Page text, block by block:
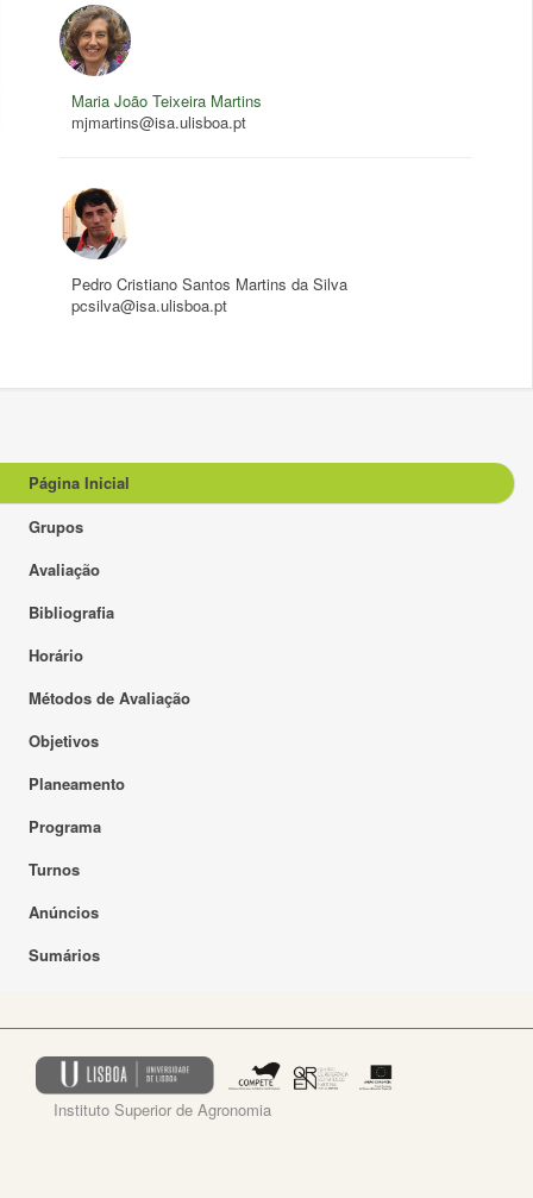
Maria João Teixeira Martins
mjmartins@isa.ulisboa.pt
Pedro Cristiano Santos Martins da Silva
pcsilva@isa.ulisboa.pt
Página Inicial
Grupos
Avaliação
Bibliografia
Horário
Métodos de Avaliação
Objetivos
Planeamento
Programa
Turnos
Anúncios
Sumários
Instituto Superior de Agronomia